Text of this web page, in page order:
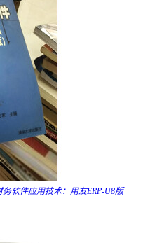
务软件应用技术：用友ERP-U8版